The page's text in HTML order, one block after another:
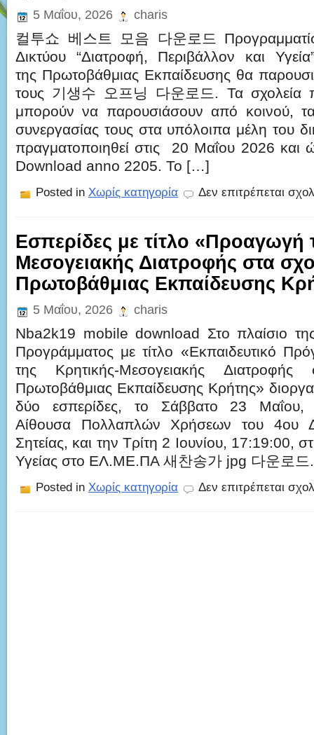
5 Μαΐου, 2026 charis
컬투쇼 베스트 모음 다운로드
Δικτύου “Διατροφή, Περιβάλλον και
της Πρωτοβάθμιας Εκπαίδευσης θα
τους 기생수 오프닝 다운로드. Τα σχολεία
μπορούν να παρουσιάσουν από κοινού,
συνεργασίας τους στα υπόλοιπα μέλη του
πραγματοποιηθεί στις 20 Μαΐου 2026 και
Download anno 2205. Το […]
Posted in Χωρίς κατηγορία Δεν επιτρέπεται
Εσπερίδες με τίτλο «Προαγωγή
Μεσογειακής Διατροφής στα
Πρωτοβάθμιας Εκπαίδευσης
5 Μαΐου, 2026 charis
Nba2k19 mobile download Στο πλαίσιο
Προγράμματος με τίτλο «Εκπαιδευτικό
της Κρητικής-Μεσογειακής
Πρωτοβάθμιας Εκπαίδευσης Κρήτης»
δύο εσπερίδες, το Σάββατο 23 Μαΐου,
Αίθουσα Πολλαπλών Χρήσεων του 4ου
Σητείας, και την Τρίτη 2 Ιουνίου, 17:19:00,
Υγείας στο ΕΛ.ΜΕ.ΠΑ 새찬송가 jpg 다운로
Posted in Χωρίς κατηγορία Δεν επιτρέπεται